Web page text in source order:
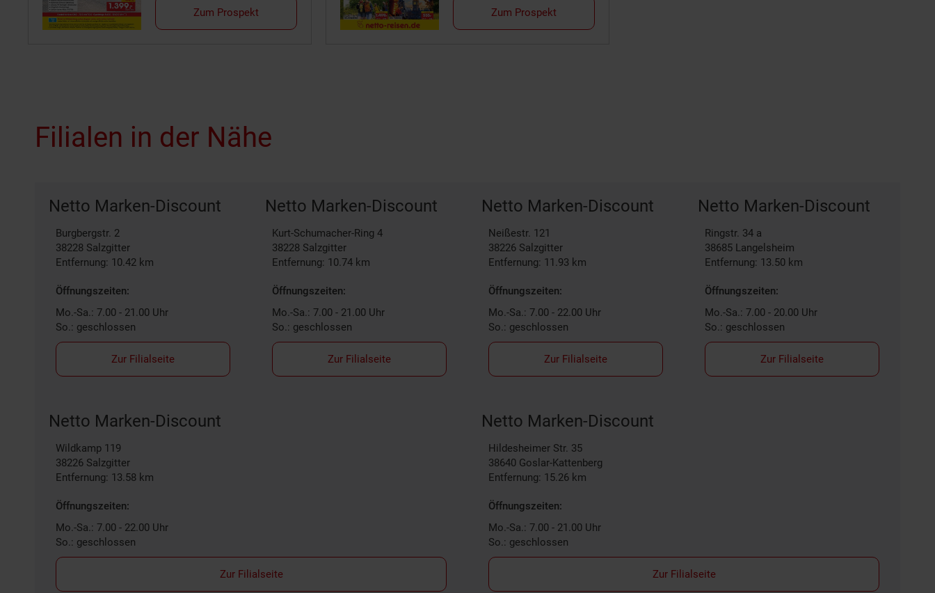
Zum Prospekt Zum Prospekt
Filialen in der Nähe
Netto Marken-Discount
Burgbergstr. 2
38228 Salzgitter
Entfernung: 10.42 km
Öffnungszeiten:
Mo.-Sa.: 7.00 - 21.00 Uhr
So.: geschlossen
Zur Filialseite
Netto Marken-Discount
Kurt-Schumacher-Ring 4
38228 Salzgitter
Entfernung: 10.74 km
Öffnungszeiten:
Mo.-Sa.: 7.00 - 21.00 Uhr
So.: geschlossen
Zur Filialseite
Netto Marken-Discount
Neißestr. 121
38226 Salzgitter
Entfernung: 11.93 km
Öffnungszeiten:
Mo.-Sa.: 7.00 - 22.00 Uhr
So.: geschlossen
Zur Filialseite
Netto Marken-Discount
Ringstr. 34 a
38685 Langelsheim
Entfernung: 13.50 km
Öffnungszeiten:
Mo.-Sa.: 7.00 - 20.00 Uhr
So.: geschlossen
Zur Filialseite
Netto Marken-Discount
Wildkamp 119
38226 Salzgitter
Entfernung: 13.58 km
Öffnungszeiten:
Mo.-Sa.: 7.00 - 22.00 Uhr
So.: geschlossen
Zur Filialseite
Netto Marken-Discount
Hildesheimer Str. 35
38640 Goslar-Kattenberg
Entfernung: 15.26 km
Öffnungszeiten:
Mo.-Sa.: 7.00 - 21.00 Uhr
So.: geschlossen
Zur Filialseite